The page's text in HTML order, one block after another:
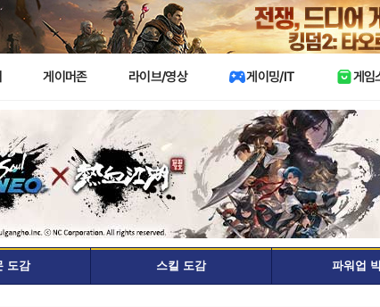
게이머존 라이브/영상 게이밍/IT 게임
도감 스킬 도감 파워업